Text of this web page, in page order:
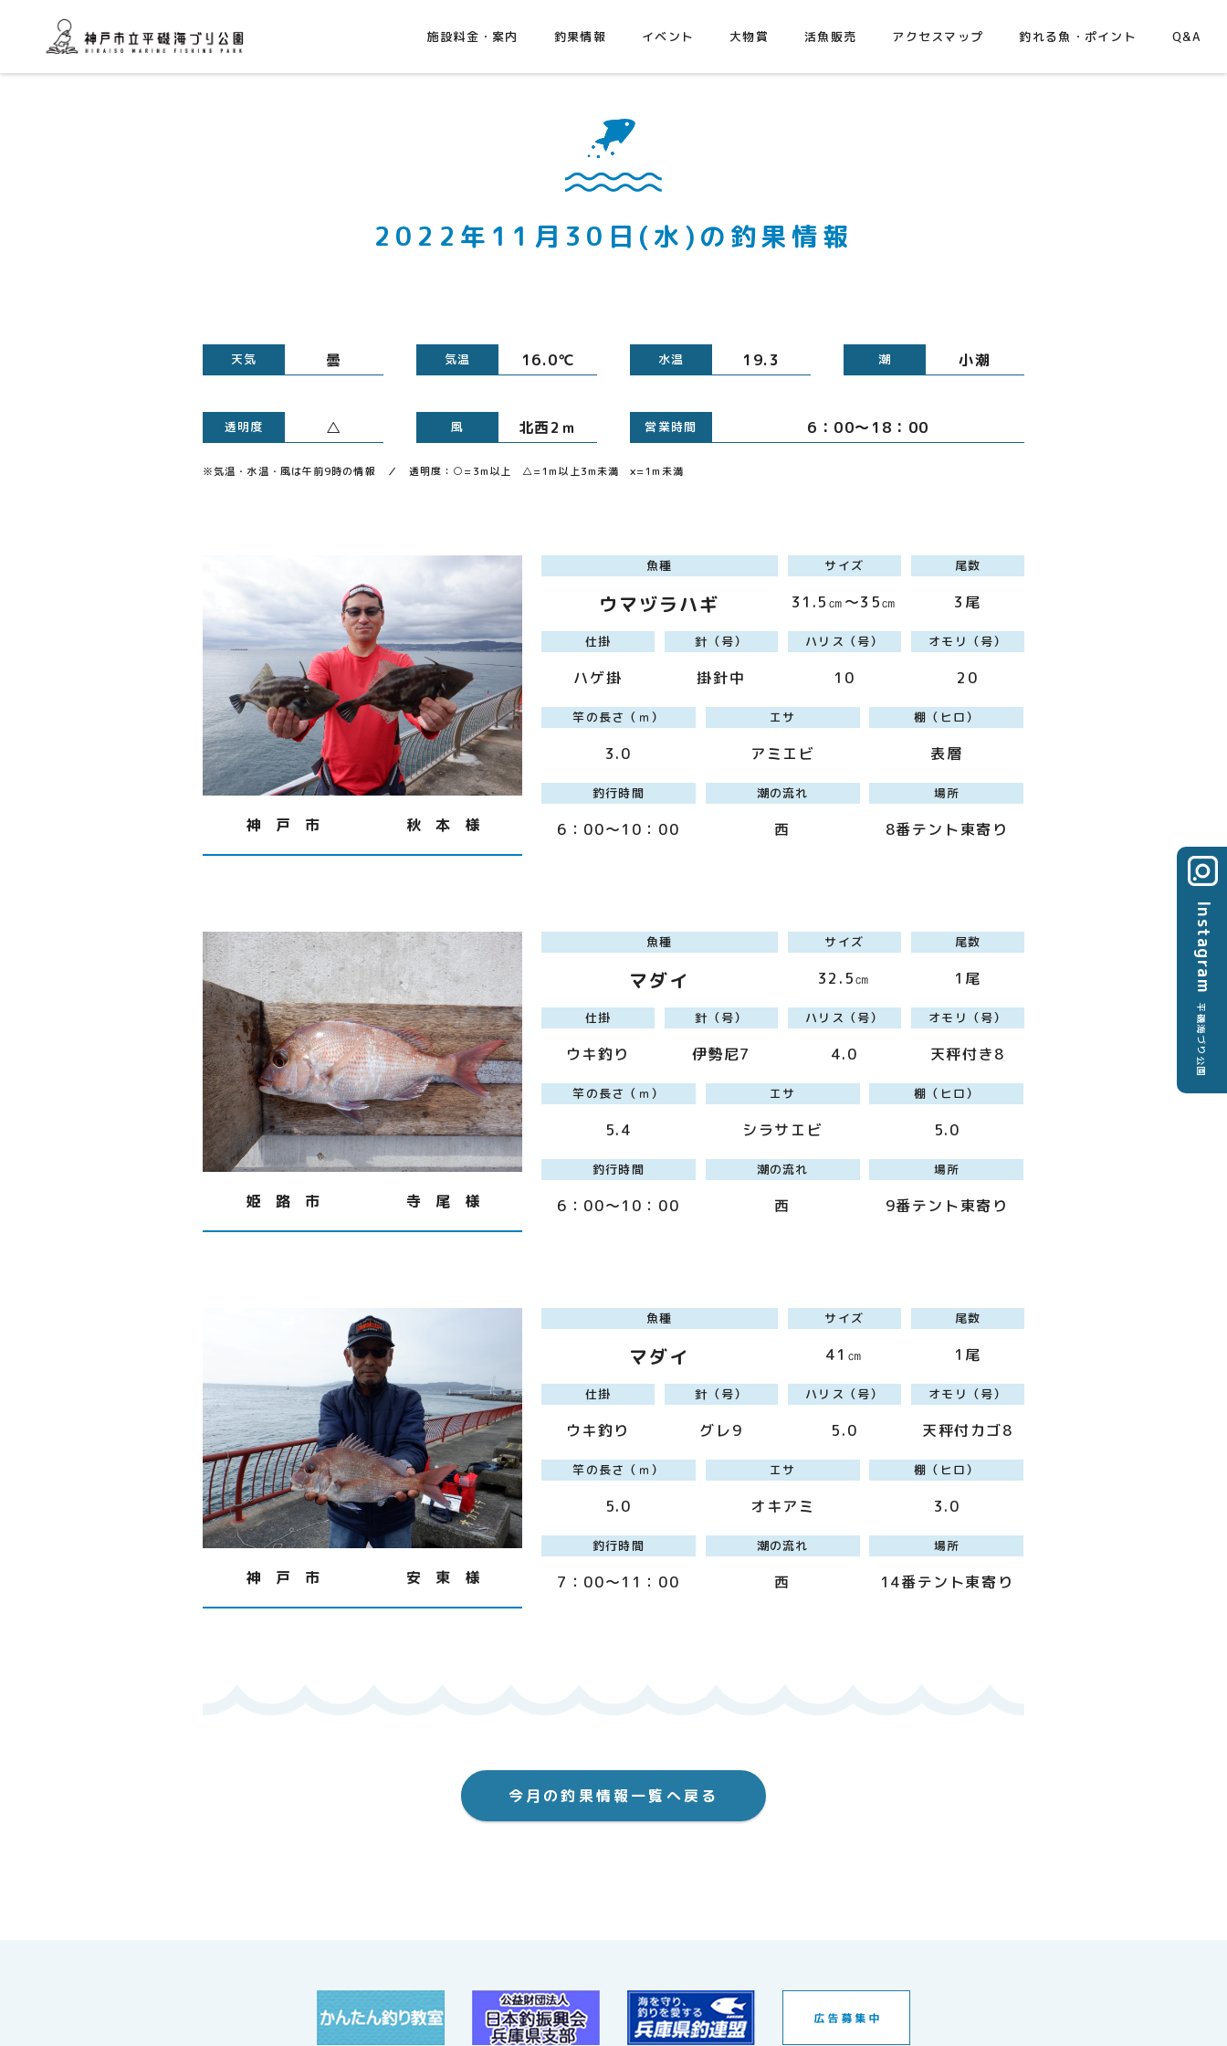
施設料金・案内 釣果情報 イベント 大物賞 活魚販売 アクセスマップ 釣れる魚・ポイント Q&A
2022年11月30日(水)の釣果情報
天気 曇 気温 16.0℃ 水温 19.3 潮 小潮
透明度 △ 風 北西2ｍ 営業時間 6：00～18：00
※気温・水温・風は午前9時の情報 ／ 透明度：○=3m以上 △=1m以上3m未満 ×=1m未満
神 戸 市 秋 本 様
魚種
ウマヅラハギ
サイズ
31.5㎝～35㎝
尾数
3尾
仕掛
ハゲ掛
針（号）
掛針中
ハリス（号）
10
オモリ（号）
20
竿の長さ（ｍ）
3.0
エサ
アミエビ
棚（ヒロ）
表層
釣行時間
6：00～10：00
潮の流れ
西
場所
8番テント東寄り
姫 路 市 寺 尾 様
魚種
マダイ
サイズ
32.5㎝
尾数
1尾
仕掛
ウキ釣り
針（号）
伊勢尼7
ハリス（号）
4.0
オモリ（号）
天秤付き8
竿の長さ（ｍ）
5.4
エサ
シラサエビ
棚（ヒロ）
5.0
釣行時間
6：00～10：00
潮の流れ
西
場所
9番テント東寄り
神 戸 市 安 東 様
魚種
マダイ
サイズ
41㎝
尾数
1尾
仕掛
ウキ釣り
針（号）
グレ9
ハリス（号）
5.0
オモリ（号）
天秤付カゴ8
竿の長さ（ｍ）
5.0
エサ
オキアミ
棚（ヒロ）
3.0
釣行時間
7：00～11：00
潮の流れ
西
場所
14番テント東寄り
今月の釣果情報一覧へ戻る
Instagram
平磯海づり公園